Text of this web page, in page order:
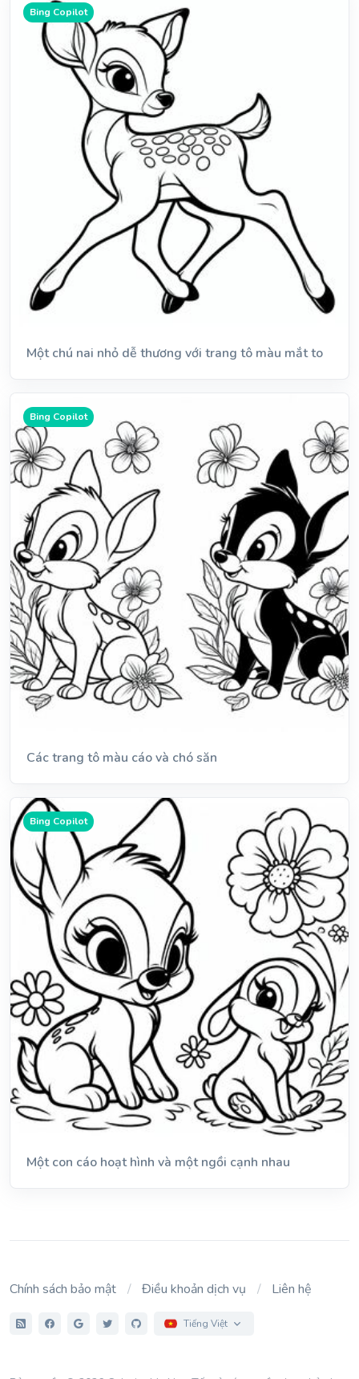
Bing Copilot
Một chú nai nhỏ dễ thương với trang tô màu mắt to
Bing Copilot
Các trang tô màu cáo và chó săn
Bing Copilot
Một con cáo hoạt hình và một ngồi cạnh nhau
Chính sách bảo mật Điều khoản dịch vụ Liên hệ
Tiếng Việt